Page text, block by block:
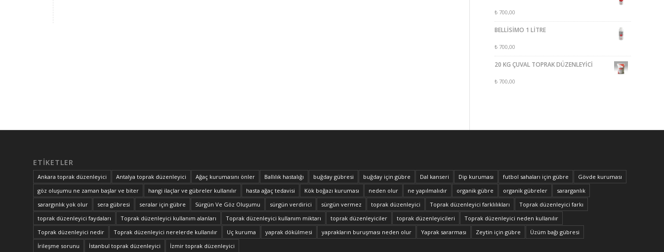
₺ 700,00
BELLİSİMO 1 LİTRE
₺ 700,00
20 KG ÇUVAL TOPRAK DÜZENLEYİCİ
₺ 700,00
ETIKETLER
Ankara toprak düzenleyici Antalya toprak düzenleyici Ağaç kurumasını önler Ballılık hastalığı buğday gübresi buğday için gübre Dal kanseri Dip kuruması futbol sahaları için gübre
Gövde kuruması
göz oluşumu ne zaman başlar ve biter
hangi ilaçlar ve gübreler kullanılır hasta ağaç tedavisi Kök boğazı kuruması neden olur ne yapılmalıdır organik gübre organik gübreler
sararganlık
sarargınlık yok olur
sera gübresi seralar için gübre Sürgün Ve Göz Oluşumu sürgün verdirici sürgün vermez toprak düzenleyici Toprak düzenleyici farklılıkları
Toprak düzenleyici farkı
toprak düzenleyici faydaları
Toprak düzenleyici kullanım alanları Toprak düzenleyici kullanım miktarı toprak düzenleyiciler toprak düzenleyicileri
Toprak düzenleyici neden kullanılır
Toprak düzenleyici nedir
Toprak düzenleyici nerelerde kullanılır Uç kuruma yaprak dökülmesi yaprakların buruşması neden olur Yaprak sararması Zeytin için gübre
Üzüm bağı gübresi
İrileşme sorunu
İstanbul toprak düzenleyici İzmir toprak düzenleyici